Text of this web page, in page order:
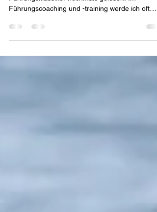
Aus der Reihe: Management- und
Führungscoaching und -training werde ich oft
gefragt, welche...